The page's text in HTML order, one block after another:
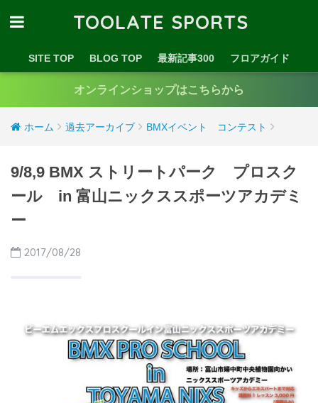
TOOLATE SPORTS
SITE TOP BLOG TOP 最新記事300 フロアガイド
オンラインショップはこちらから
ホーム 過去アーカイブ BMXイベント コンテスト
9/8,9 BMX ストリートパーク プロスク
ール in 富山ニックススポーツアカデミ
ー
2017/08/28